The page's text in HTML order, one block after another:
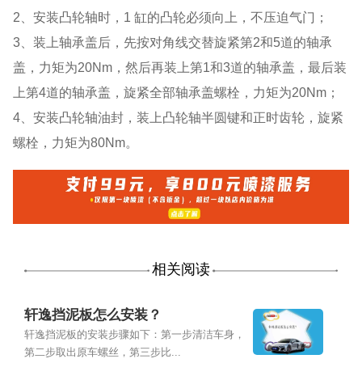
2、安装凸轮轴时，1 缸的凸轮必须向上，不压迫气门；
3、装上轴承盖后，先按对角线交替旋紧第2和5道的轴承
盖，力矩为20Nm，然后再装上第1和3道的轴承盖，最后装
上第4道的轴承盖，旋紧全部轴承盖螺栓，力矩为20Nm；
4、安装凸轮轴油封，装上凸轮轴半圆键和正时齿轮，旋紧
螺栓，力矩为80Nm。
相关阅读
轩逸挡泥板怎么安装？
轩逸挡泥板的安装步骤如下：第一步清洁车身，
第二步取出原车螺丝，第三步比...